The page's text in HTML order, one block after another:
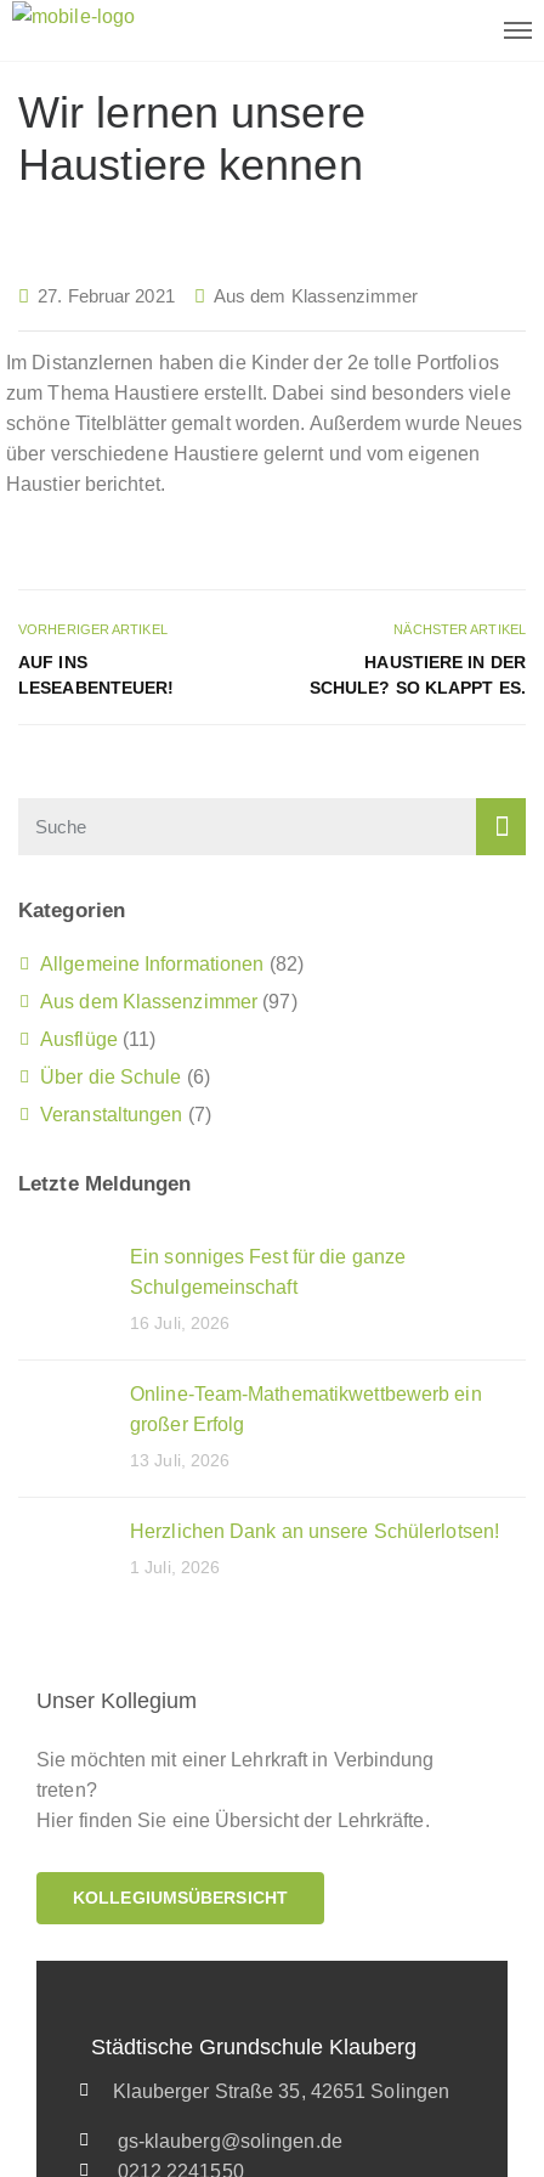
Wir lernen unsere
Haustiere kennen
27. Februar 2021 Aus dem Klassenzimmer
Im Distanzlernen haben die Kinder der 2e tolle Portfolios
zum Thema Haustiere erstellt. Dabei sind besonders viele
schöne Titelblätter gemalt worden. Außerdem wurde Neues
über verschiedene Haustiere gelernt und vom eigenen
Haustier berichtet.
VORHERIGER ARTIKEL
AUF INS
LESEABENTEUER!
NÄCHSTER ARTIKEL
HAUSTIERE IN DER
SCHULE? SO KLAPPT ES.
Kategorien
Allgemeine Informationen (82)
Aus dem Klassenzimmer (97)
Ausflüge(11)
Über die Schule (6)
Veranstaltungen (7)
Letzte Meldungen
Ein sonniges Fest für die ganze
Schulgemeinschaft
16 Juli, 2026
Online-Team-Mathematikwettbewerb ein
großer Erfolg
13 Juli, 2026
Herzlichen Dank an unsere Schülerlotsen!
1 Juli, 2026
Unser Kollegium
Sie möchten mit einer Lehrkraft in Verbindung
treten?
Hier finden Sie eine Übersicht der Lehrkräfte.
KOLLEGIUMSÜBERSICHT
Städtische Grundschule Klauberg
Klauberger Straße 35, 42651 Solingen
gs-klauberg@solingen.de
0212 2241550